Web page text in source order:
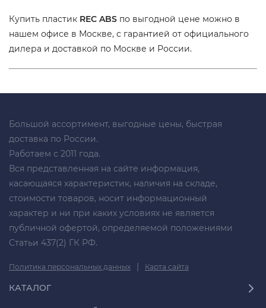
Купить пластик REC ABS по выгодной цене можно в
нашем офисе в Москве, с гарантией от официального
дилера и доставкой по Москве и России.
Большой ассортимент, выгодные цены, быстрая
доставка по России.
Работаем с 2011 года.
Вся представленная на сайте информация,
касающаяся характеристик, наличия на складе,
стоимости товаров, носит информационный
характер и ни при каких условиях не является
публичной офертой, определяемой положениями
Статьи 437(2) ГК РФ.
Политика персональных данных | Карта сайта
КАТАЛОГ